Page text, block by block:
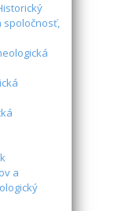
spoločnosť,
a